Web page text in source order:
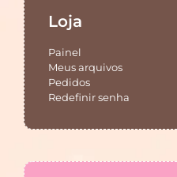
Loja
Painel
Meus arquivos
Pedidos
Redefinir senha